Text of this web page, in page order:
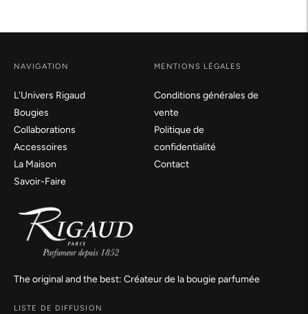
à
panier.
The original and the best: Créateur de la bougie parfumée
NAVIGATION
L'Univers Rigaud
Bougies
Collaborations
Accessoires
La Maison
Savoir-Faire
MENTIONS LÉGALES
Conditions générales de
vente
Politique de
confidentialité
Contact
LISTE DE DIFFUSION